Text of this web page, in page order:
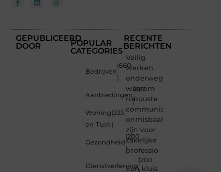
GEPUBLICEERD
DOOR
POPULAR
CATEGORIES
Bedrijven
(660
)
Aanbiedingen
(357
)
Woning
en Tuin
(223
)
Gezondheid
(200
)
Dienstverlening
(200
RECENTE
BERICHTEN
Veilig
werken
onderweg:
waarom
robuuste
communicatiemiddelen
onmisbaar
zijn voor
zakelijke
professio
Een kluis